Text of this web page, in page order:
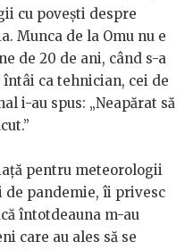
cu povești despre
Munca de la Omu nu e
de 20 de ani, când s-a
ca tehnician, cei de
i-au spus: „Neapărat să
pentru meteorologii
de pandemie, îi privesc
întotdeauna m-au
care au ales să se